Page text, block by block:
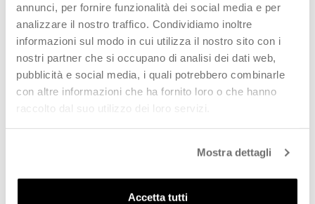
annunci, per fornire funzionalità dei social media e per
analizzare il nostro traffico. Condividiamo inoltre
informazioni sul modo in cui utilizza il nostro sito con i
nostri partner che si occupano di analisi dei dati web,
pubblicità e social media, i quali potrebbero combinarle
con altre informazioni che ha fornito loro o che hanno
raccolto dal suo utilizzo dei loro servizi.
Mostra dettagli
Accetta tutti
€70,00
NATURAL WORLD
€29,00